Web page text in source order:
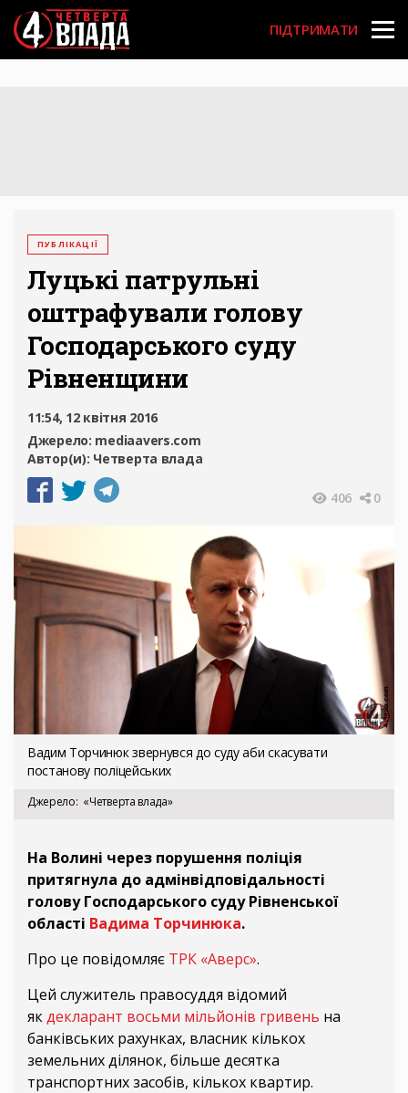
Перейти
до
основного
вмісту
User
account
ПІДТРИМАТИ
ПУБЛІКАЦІЇ
Луцькі патрульні
оштрафували голову
Господарського суду
Рівненщини
11:54, 12 квітня 2016
Джерело: mediaavers.com
Автор(и): Четверта влада
406 0
Вадим Торчинюк звернувся до суду аби скасувати
постанову поліцейських
Джерело «Четверта влада»
На Волині через порушення поліція
притягнула до адмінвідповідальності
голову Господарського суду Рівненської
області Вадима Торчинюка.
Про це повідомляє ТРК «Аверс».
Цей служитель правосуддя відомий
якдекларант восьми мільйонів гривень на
банківських рахунках, власник кількох
земельних ділянок, більше десятка
транспортних засобів, кількох квартир.